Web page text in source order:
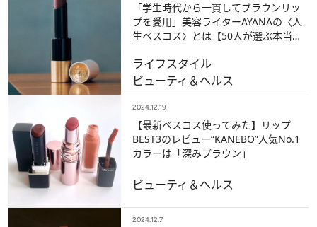
「学生時代から一貫してブラウンリッ
プを愛用」美容ライターAYANAの〈人
生ベスコス〉とは【50人が選ぶ本当の
ライフスタイル
ビューティ＆ヘルス
2024.12.19
【最新ベスコス使ってみた】リップ
BEST3のレビュー“KANEBO”人気No.1
カラーは「深みブラウン」
ビューティ＆ヘルス
2024.12.7